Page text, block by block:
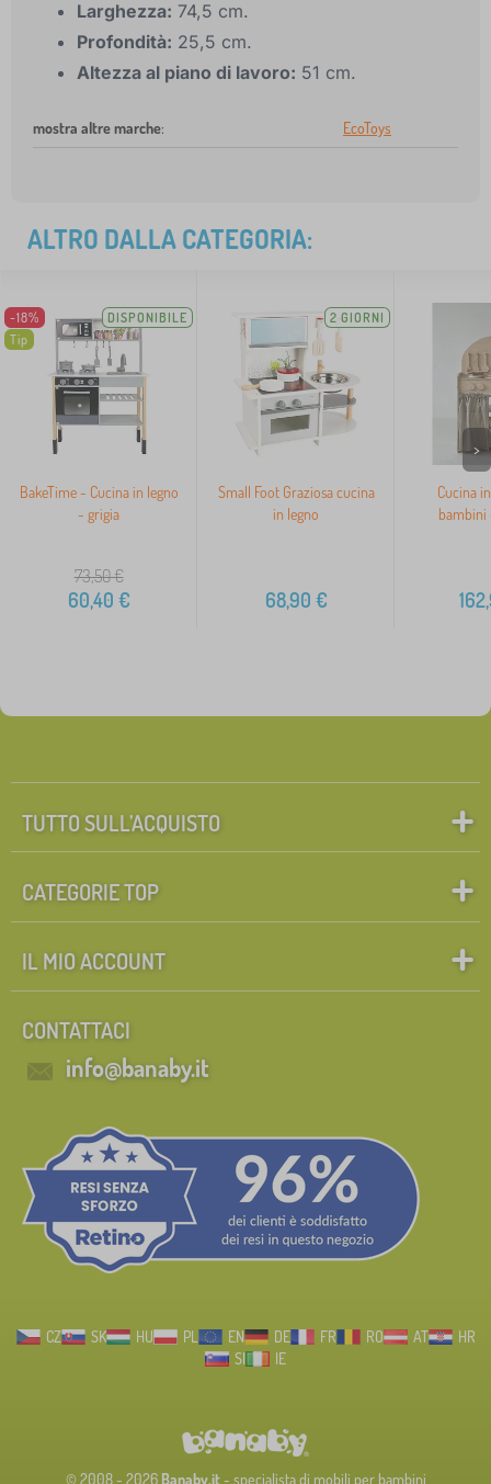
Larghezza: 74,5 cm.
Profondità: 25,5 cm.
Altezza al piano di lavoro: 51 cm.
mostra altre marche: EcoToys
ALTRO DALLA CATEGORIA:
-18%
Tip
DISPONIBILE
BakeTime - Cucina in legno
- grigia
73,50€
60,40 €
2 GIORNI
Small Foot Graziosa cucina
in legno
68,90 €
Cucina
bambini
>
TUTTO SULL’ACQUISTO
CATEGORIE TOP
IL MIO ACCOUNT
CONTATTACI
info@banaby.it
CZ SK HU PL EN DE FR RO AT
HR
SI
IE
© 2008 - 2026 Banaby.it- specialista di mobili per bambini